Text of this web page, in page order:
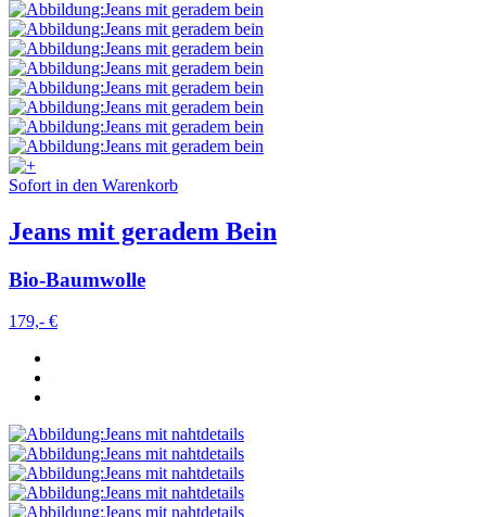
Sofort in den Warenkorb
Jeans mit geradem Bein
Bio-Baumwolle
179,- €